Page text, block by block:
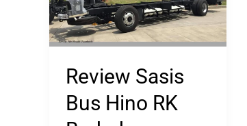
Review Sasis
Bus Hino RK